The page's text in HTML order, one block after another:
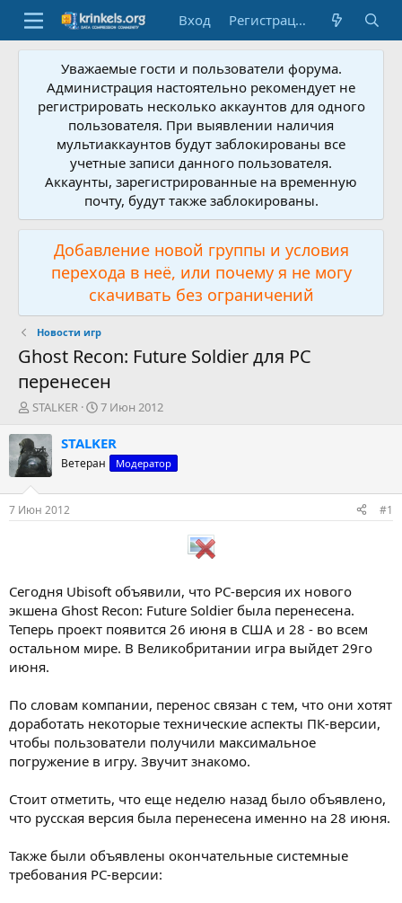
Вход Регистрация
Уважаемые гости и пользователи форума.
Администрация настоятельно рекомендует не
регистрировать несколько аккаунтов для одного
пользователя. При выявлении наличия
мультиаккаунтов будут заблокированы все
учетные записи данного пользователя.
Аккаунты, зарегистрированные на временную
почту, будут также заблокированы.
Добавление новой группы и условия
перехода в неё, или почему я не могу
скачивать без ограничений
Новости игр
Ghost Recon: Future Soldier для PC
перенесен
А
т
о
р
т
м
STALKER
Д
т
н
а
7 Июн 2012
STALKER
Ветеран Модератор
7 Июн 2012 #1
Сегодня Ubisoft объявили, что PC-версия их нового
экшена Ghost Recon: Future Soldier была перенесена.
Теперь проект появится 26 июня в США и 28 - во всем
остальном мире. В Великобритании игра выйдет 29го
июня.
По словам компании, перенос связан с тем, что они хотят
доработать некоторые технические аспекты ПК-версии,
чтобы пользователи получили максимальное
погружение в игру. Звучит знакомо.
Стоит отметить, что еще неделю назад было объявлено,
что русская версия была перенесена именно на 28 июня.
Также были объявлены окончательные системные
требования PC-версии: